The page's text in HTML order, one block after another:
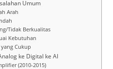
Umum
Arah
Tidak Berkualitas
Kebutuhan
Cukup
ke Digital ke AI
(2010-2015)